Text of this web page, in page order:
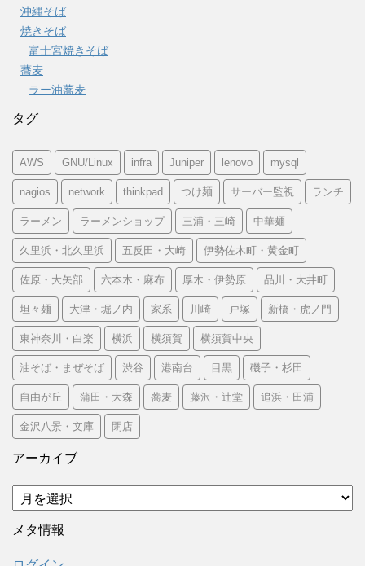
沖縄そば
焼きそば
富士宮焼きそば
蕎麦
ラー油蕎麦
タグ
AWS GNU/Linux infra Juniper lenovo mysql
nagios network thinkpad つけ麺 サーバー監視 ランチ
ラーメン ラーメンショップ 三浦・三崎 中華麺
久里浜・北久里浜 五反田・大崎 伊勢佐木町・黄金町
佐原・大矢部 六本木・麻布 厚木・伊勢原 品川・大井町
坦々麺 大津・堀ノ内 家系 川崎 戸塚 新橋・虎ノ門
東神奈川・白楽 横浜 横須賀 横須賀中央
油そば・まぜそば 渋谷 港南台 目黒 磯子・杉田
自由が丘 蒲田・大森 蕎麦 藤沢・辻堂 追浜・田浦
金沢八景・文庫 閉店
アーカイブ
ア
ー
カ
ブ
メタ情報